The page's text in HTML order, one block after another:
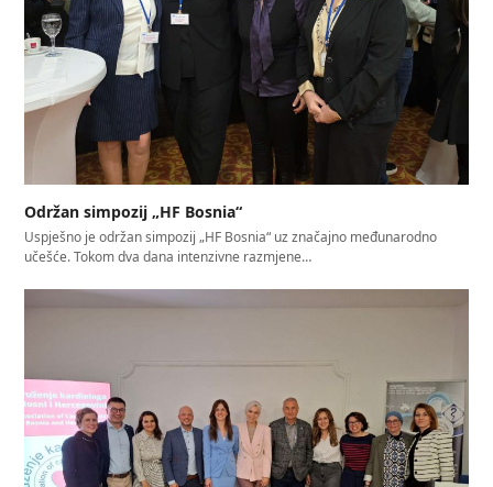
Održan simpozij „HF Bosnia“
Uspješno je održan simpozij „HF Bosnia“ uz značajno međunarodno
učešće. Tokom dva dana intenzivne razmjene…